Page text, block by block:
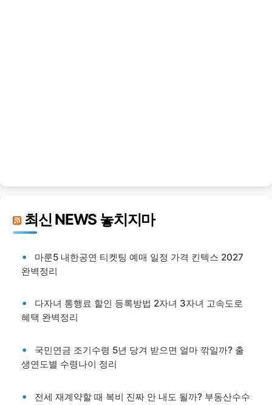
최신 NEWS 놓치지마
마룬5 내한공연 티켓팅 예매 일정 가격 킨텍스 2027
완벽정리
다자녀 통행료 할인 등록방법 2자녀 3자녀 고속도로
혜택 완벽정리
국민연금 조기수령 5년 당겨 받으면 얼마 깎일까? 출
생연도별 수령나이 정리
전세 재계약할 때 복비 진짜 안 내도 될까? 부동산수수